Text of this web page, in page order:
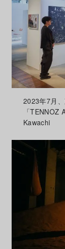
2023年7月
「TENNOZ
Kawachi